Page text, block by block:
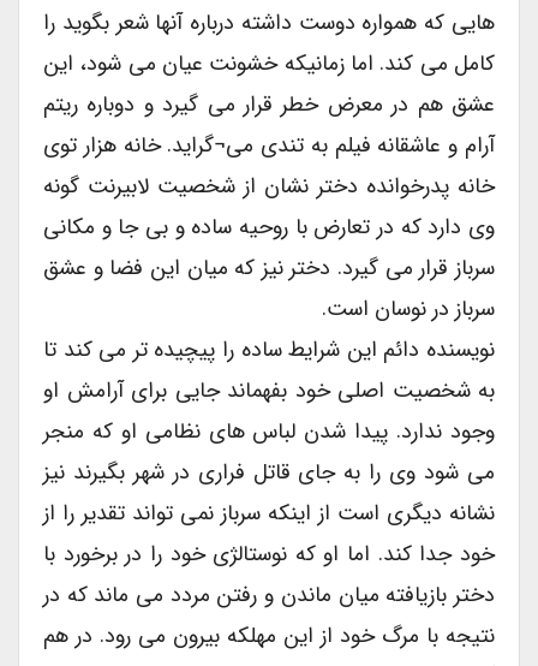
هایی که همواره دوست داشته درباره آنها شعر بگوید را
کامل می کند. اما زمانیکه خشونت عیان می شود، این
عشق هم در معرض خطر قرار می گیرد و دوباره ریتم
آرام و عاشقانه فیلم به تندی می¬گراید. خانه هزار توی
خانه پدرخوانده دختر نشان از شخصیت لابیرنت گونه
وی دارد که در تعارض با روحیه ساده و بی جا و مکانی
سرباز قرار می گیرد. دختر نیز که میان این فضا و عشق
سرباز در نوسان است.
نویسنده دائم این شرایط ساده را پیچیده تر می کند تا
به شخصیت اصلی خود بفهماند جایی برای آرامش او
وجود ندارد. پیدا شدن لباس های نظامی او که منجر
می شود وی را به جای قاتل فراری در شهر بگیرند نیز
نشانه دیگری است از اینکه سرباز نمی تواند تقدیر را از
خود جدا کند. اما او که نوستالژی خود را در برخورد با
دختر بازیافته میان ماندن و رفتن مردد می ماند که در
نتیجه با مرگ خود از این مهلکه بیرون می رود. در هم